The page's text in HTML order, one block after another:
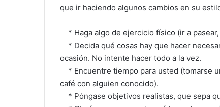
que ir haciendo algunos cambios en su
* Haga algo de ejercicio físico (ir a
* Decida qué cosas hay que hacer
ocasión. No intente hacer todo a la vez.
* Encuentre tiempo para usted (tomarse
café con alguien conocido).
* Póngase objetivos realistas, que sepa